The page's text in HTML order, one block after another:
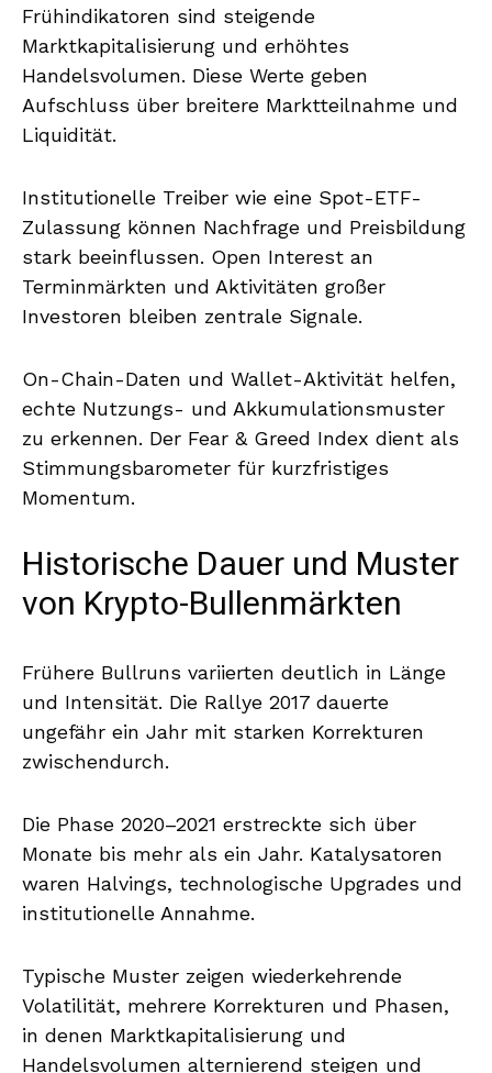
Frühindikatoren sind steigende
Marktkapitalisierung und erhöhtes
Handelsvolumen. Diese Werte geben
Aufschluss über breitere Marktteilnahme und
Liquidität.
Institutionelle Treiber wie eine Spot-ETF-
Zulassung können Nachfrage und Preisbildung
stark beeinflussen. Open Interest an
Terminmärkten und Aktivitäten großer
Investoren bleiben zentrale Signale.
On-Chain-Daten und Wallet-Aktivität helfen,
echte Nutzungs- und Akkumulationsmuster
zu erkennen. Der Fear & Greed Index dient als
Stimmungsbarometer für kurzfristiges
Momentum.
Historische Dauer und Muster
von Krypto-Bullenmärkten
Frühere Bullruns variierten deutlich in Länge
und Intensität. Die Rallye 2017 dauerte
ungefähr ein Jahr mit starken Korrekturen
zwischendurch.
Die Phase 2020–2021 erstreckte sich über
Monate bis mehr als ein Jahr. Katalysatoren
waren Halvings, technologische Upgrades und
institutionelle Annahme.
Typische Muster zeigen wiederkehrende
Volatilität, mehrere Korrekturen und Phasen,
in denen Marktkapitalisierung und
Handelsvolumen alternierend steigen und